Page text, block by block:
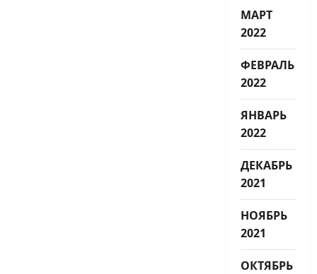
МАРТ
2022
ФЕВРАЛЬ
2022
ЯНВАРЬ
2022
ДЕКАБРЬ
2021
НОЯБРЬ
2021
ОКТЯБРЬ